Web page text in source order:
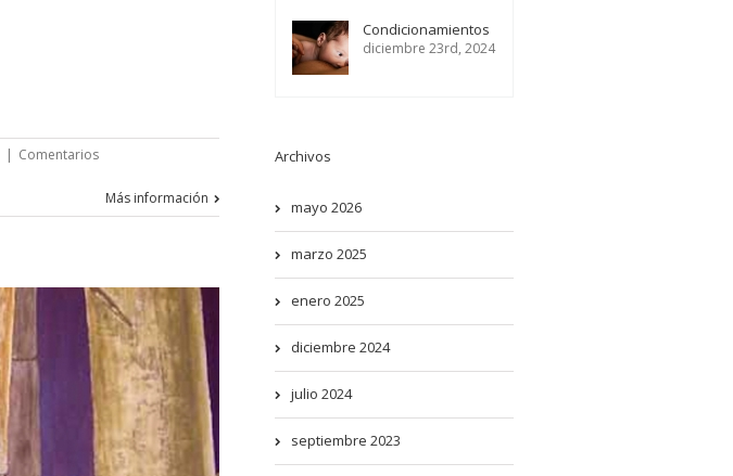
| Comentarios
Más información
Condicionamientos
diciembre 23rd, 2024
Archivos
mayo 2026
marzo 2025
enero 2025
diciembre 2024
julio 2024
septiembre 2023